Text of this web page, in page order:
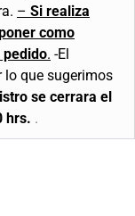
– Si realiza
como
pedido. -El
lo que sugerimos
se cerrara el
hrs. .